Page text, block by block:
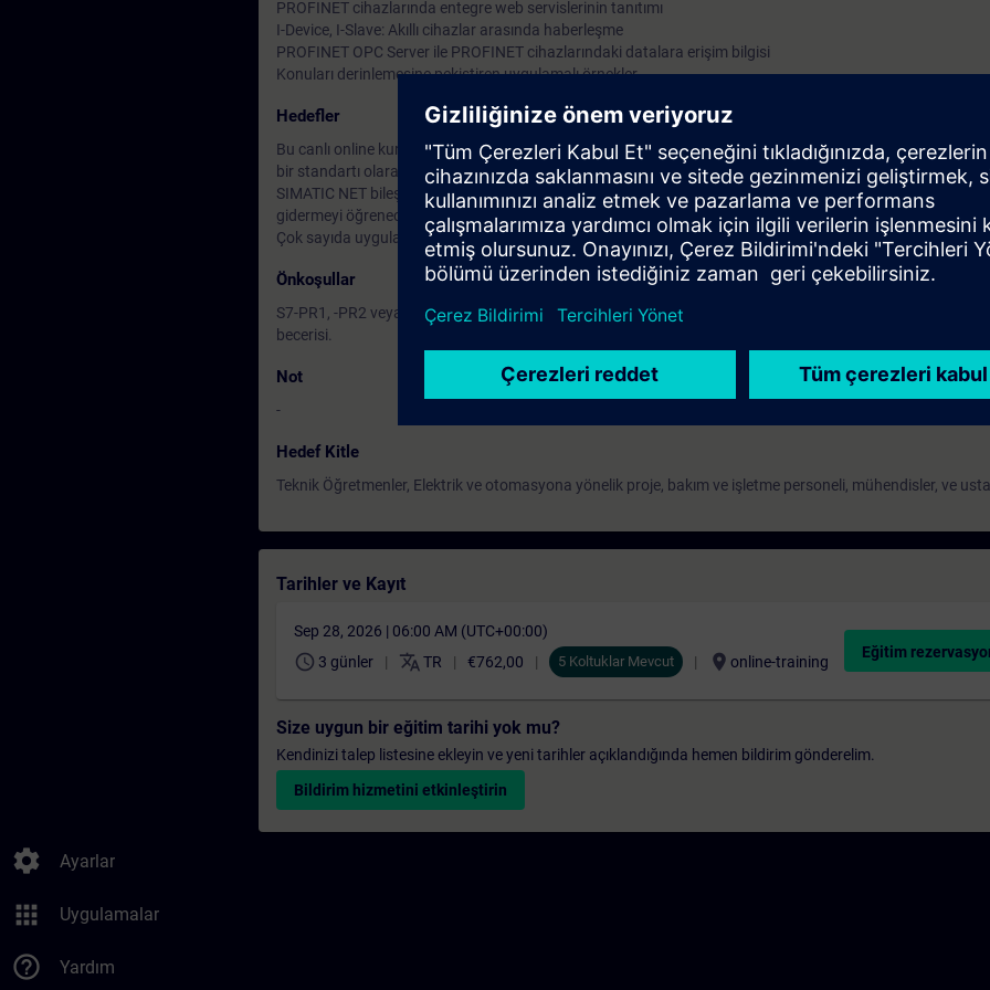
settings Ayarlar
apps Uygulamalar
help_outline Yardım
PROFINET cihazlarında entegre web servislerinin tanıtımı
I-Device, I-Slave: Akıllı cihazlar arasında haberleşme
PROFINET OPC Server ile PROFINET cihazlarındaki datalara erişim bilgisi
Konuları derinlemesine pekiştiren uygulamalı örnekler
Hedefler
Bu canlı online kursta PROFIBUS Uluslararası’nın ( PI ) bir üyesi olan Siemens’den, otomasyon için
bir standartı olaran geleceğe yönelik PROFINET hakkında bilgiler edinin.
SIMATIC NET bileşenlerini kullanarak, PROFINET ağını parametrelendirmeyi, devreye almayı ve hızlı ve
gidermeyi öğreneceksiniz .
Çok sayıda uygulamalı egzersizler ile edindiğiniz kuramsal bilgileri pekiştireceksiniz
Önkoşullar
S7-PR1, -PR2 veya SYS1 ve SYS2 kurslarındaki konularında SIMATIC S7 bilgisi, Windows tabanlı
becerisi.
Not
-
Hedef Kitle
Teknik Öğretmenler, Elektrik ve otomasyona yönelik proje, bakım ve işletme personeli, mühendisler, ve
Tarihler ve Kayıt
Sep 28, 2026 | 06:00 AM (UTC+00:00)
schedule 3 günler translate TR €762,00 5 Koltuklar Mevcut location_on online-training
Eğitim
Size uygun bir eğitim tarihi yok mu?
Kendinizi talep listesine ekleyin ve yeni tarihler açıklandığında hemen bildirim gönderelim.
Bildirim hizmetini etkinleştirin